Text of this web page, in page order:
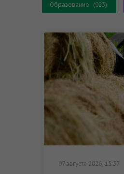
Образование (923)
07 августа 2026, 15:37